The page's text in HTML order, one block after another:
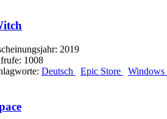
2019
1008
Deutsch Epic Store Windows